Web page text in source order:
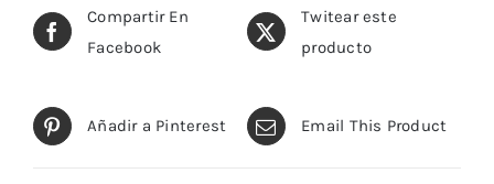
Compartir En
Facebook
Twitear este
producto
Añadir a Pinterest Email This Product